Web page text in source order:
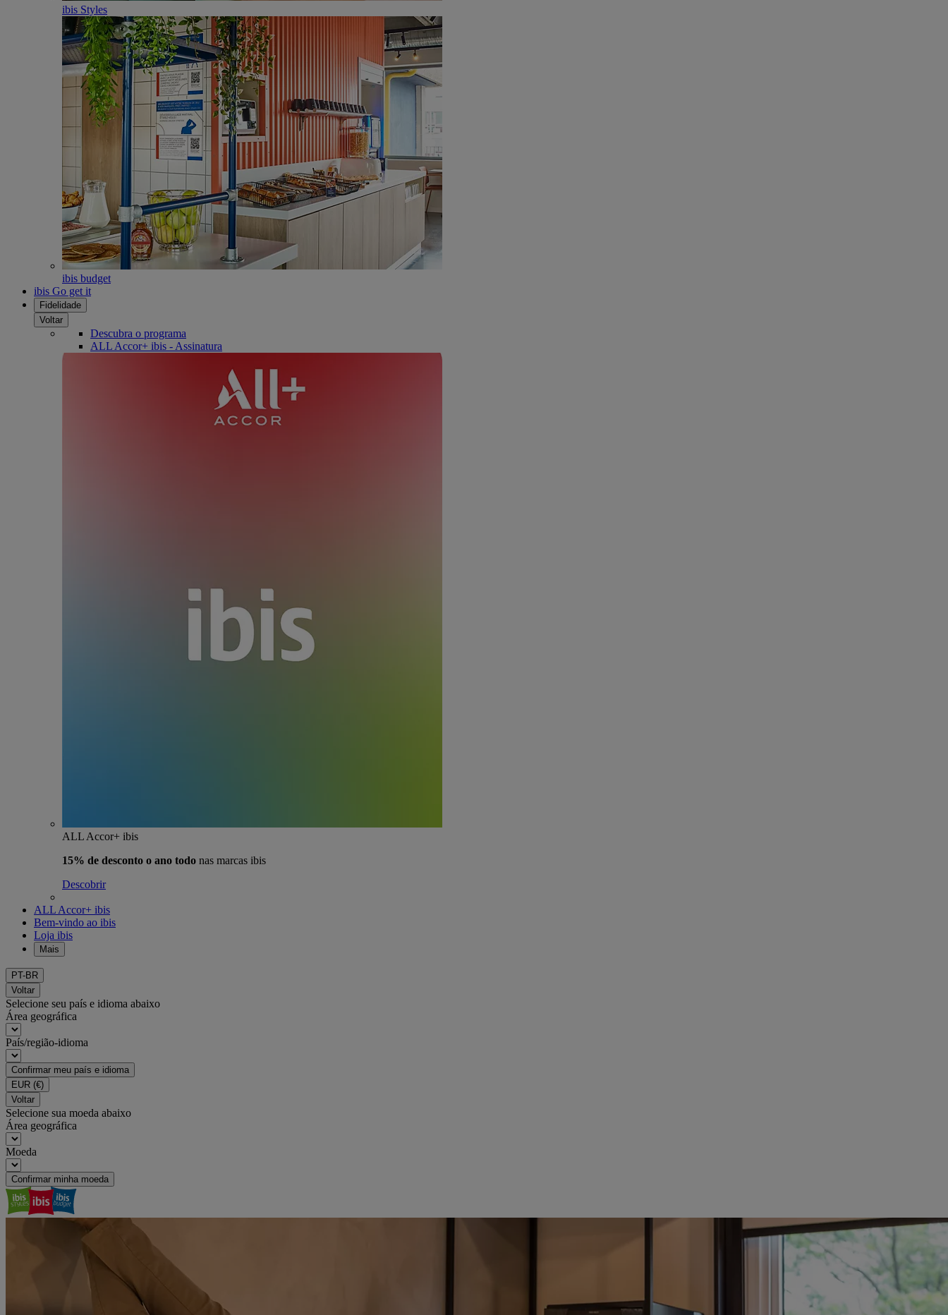
ibis Styles
ibis budget
ibis Go get it
Fidelidade
Voltar
Descubra o programa
ALL Accor+ ibis - Assinatura
ALL Accor+ ibis
15% de desconto o ano todo nas marcas ibis
Descobrir
ALL Accor+ ibis
Bem-vindo ao ibis
Loja ibis
Mais
PT-BR
Voltar
Selecione seu país e idioma abaixo
Área geográfica
País/região-idioma
Confirmar meu país e idioma
EUR (€)
Voltar
Selecione sua moeda abaixo
Área geográfica
Moeda
Confirmar minha moeda